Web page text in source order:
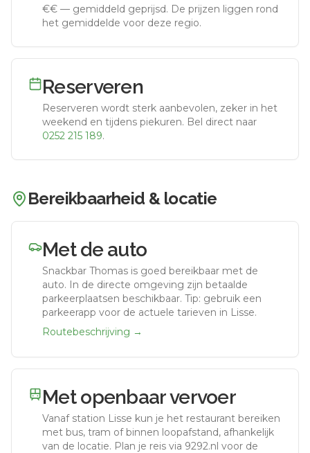
€€ — gemiddeld geprijsd. De prijzen liggen rond
het gemiddelde voor deze regio.
Reserveren
Reserveren wordt sterk aanbevolen, zeker in het
weekend en tijdens piekuren. Bel direct naar
0252 215 189.
Bereikbaarheid & locatie
Met de auto
Snackbar Thomas is goed bereikbaar met de
auto. In de directe omgeving zijn betaalde
parkeerplaatsen beschikbaar. Tip: gebruik een
parkeerapp voor de actuele tarieven in Lisse.
Routebeschrijving →
Met openbaar vervoer
Vanaf station Lisse kun je het restaurant bereiken
met bus, tram of binnen loopafstand, afhankelijk
van de locatie. Plan je reis via 9292.nl voor de